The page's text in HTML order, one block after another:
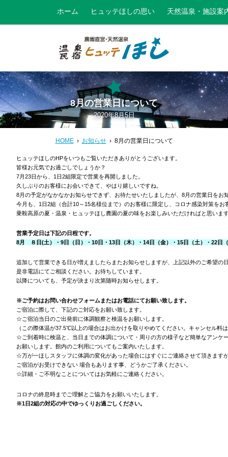
ホーム ヒュッテほしの思い 天然温泉・施設案
8月の営業日について
2020年8月5日
HOME お知らせ 8月の営業日について
ヒュッテほしのHPをいつもご覧いただきありがとうございます。
皆様お元気でお過ごしでしょうか？
7月23日から、1日2組限定で営業を再開しました。
久しぶりのお客様にお会いできて、やはり嬉しいですね。
8月の予定がなかなかお知らせできず、お待たせいたしましたが、8月の営業日をお
今月も、1日2組（合計10～15名様位まで）のお客様に限定し、コロナ感染対策をお
乗鞍高原の夏・温泉・ヒュッテほし農園の夏の味をお楽しみいただければと思いま
営業予定日は下記の日程です。
8月 ８日(土）・9日（日）・10日・13日（木）・14日（金）・15日（土）・22日
追加して営業できる日が増えましたらまたお知らせしますが、上記以外のご希望の
是非電話にてご相談ください。お待ちしています。
以降についても、予定が決まり次第随時お知らせします。
※ご予約はお問い合わせフォームまたはお電話にてお願い致します。
ご宿泊に際して、下記のご対応をお願い致します。
☆ご宿泊当日のご出発前に体調観察と検温をお願いします。
（この際体温が37.5℃以上の場合はお出かけを取りやめてください。キャンセル料
☆ご到着時に検温と、当日までの体調について・周りの方の様子など簡単なアンケ
お願いします。館内のご利用についてもご案内いたします。
☆万が一ほしスタッフに体調の変化があった場合にはすぐにご連絡させて頂きます
ご宿泊がお受けできない 場合もあります事、どうかご了承ください。
☆詳細・ご不明なことについてはお気軽にご連絡ください。
コロナの終息時までご理解とご協力をお願いいたします。
※1日2組の対応の中でゆっくりお過ごしください。